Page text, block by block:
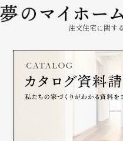
注文住宅に関す